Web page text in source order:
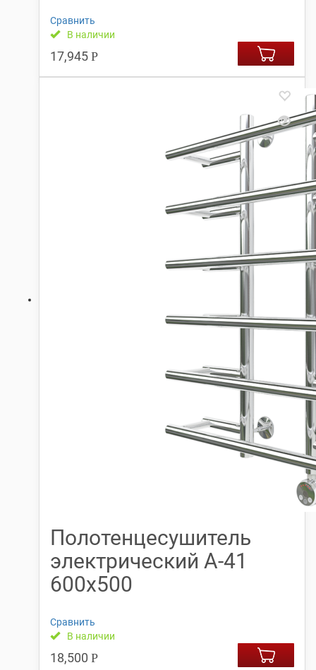
Сравнить
В наличии
17,945 Р
Полотенцесушитель
электрический А-41
600х500
Сравнить
В наличии
18,500 Р